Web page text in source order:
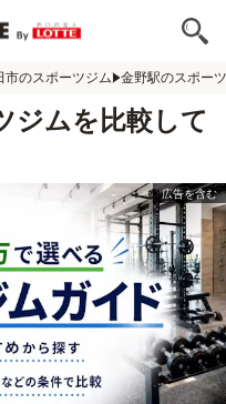
市のスポーツジム 金野駅のスポー
ジムを比較して